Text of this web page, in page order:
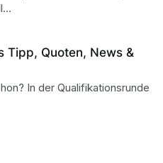
Tipp, Quoten, News &
In der Qualifikationsrunde